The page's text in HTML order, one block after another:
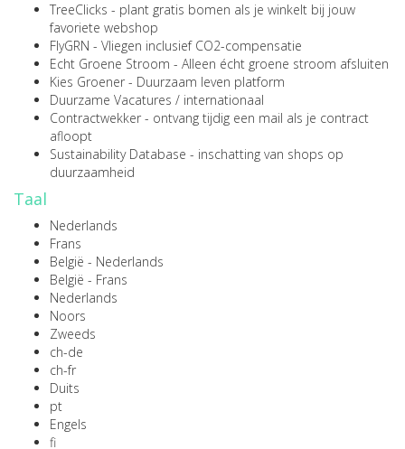
TreeClicks - plant gratis bomen als je winkelt bij jouw
favoriete webshop
FlyGRN - Vliegen inclusief CO2-compensatie
Echt Groene Stroom - Alleen écht groene stroom afsluiten
Kies Groener - Duurzaam leven platform
Duurzame Vacatures / internationaal
Contractwekker - ontvang tijdig een mail als je contract
afloopt
Sustainability Database - inschatting van shops op
duurzaamheid
Taal
Nederlands
Frans
België - Nederlands
België - Frans
Nederlands
Noors
Zweeds
ch-de
ch-fr
Duits
pt
Engels
fi